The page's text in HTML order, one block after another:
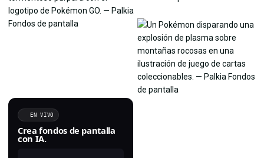
EN VIVO
Crea fondos de pantalla
con IA.